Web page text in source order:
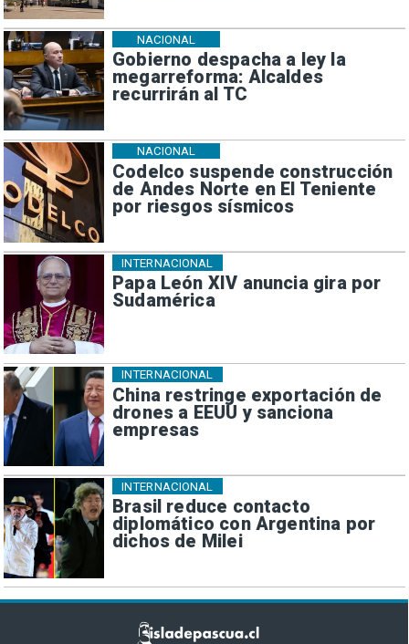
Gobierno despacha a ley la
megarreforma: Alcaldes
recurrirán al TC
NACIONAL
Codelco suspende construcción
de Andes Norte en El Teniente
por riesgos sísmicos
NACIONAL
Papa León XIV anuncia gira por
Sudamérica
INTERNACIONAL
China restringe exportación de
drones a EEUU y sanciona
empresas
INTERNACIONAL
Brasil reduce contacto
diplomático con Argentina por
dichos de Milei
INTERNACIONAL